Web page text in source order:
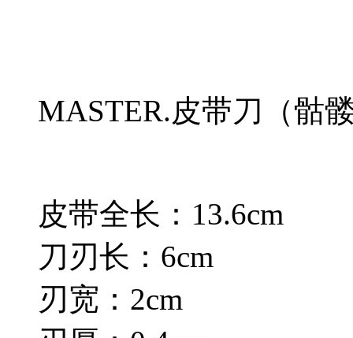
MASTER.皮带刀（骷
皮带全长：13.6cm
刀刃长：6cm
刃宽：2cm